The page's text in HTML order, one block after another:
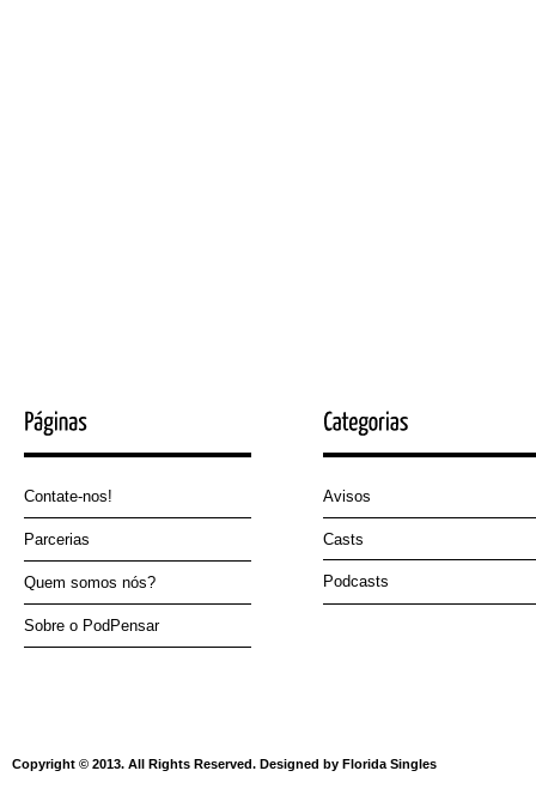
Contate-nos!
Parcerias
Quem somos nós?
Sobre o PodPensar
Avisos
Casts
Podcasts
Copyright © 2013. All Rights Reserved. Designed by Florida Singles